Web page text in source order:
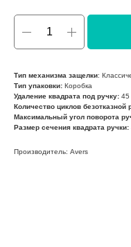
Тип механизма защелки:
Тип упаковки: Коробка
Удаление квадрата под ручку:
Количество циклов безотказной
Максимальный угол поворота
Размер сечения квадрата ручки:
Производитель: Avers